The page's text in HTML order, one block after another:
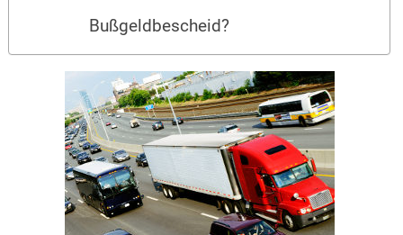
Bußgeldbescheid?